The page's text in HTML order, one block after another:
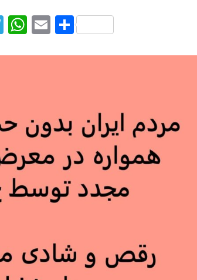
T
el
e
m
W
h
at
p
p
E
m
ai
S
h
ar